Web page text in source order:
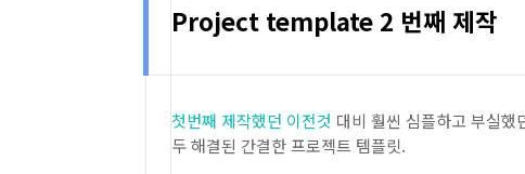
Project template 2 번째 제작
첫번째 제작했던 이전것 대비 훨씬 심플하고 부실했
두 해결된 간결한 프로젝트 템플릿.